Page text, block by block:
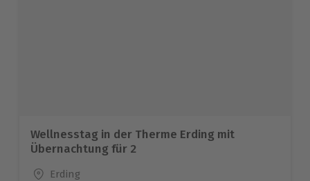
Wellnesstag in der Therme Erding mit
Übernachtung für 2
Standort
Erding